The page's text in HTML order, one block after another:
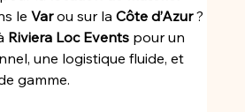
le Var ou sur la Côte d’Azur ?
Riviera Loc Events pour un
une logistique fluide, et
gamme.